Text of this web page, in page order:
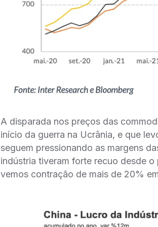
A disparada nos preços das
início da guerra na Ucrânia, e que
seguem pressionando as margens
indústria tiveram forte recuo desde
vemos contração de mais de 20%